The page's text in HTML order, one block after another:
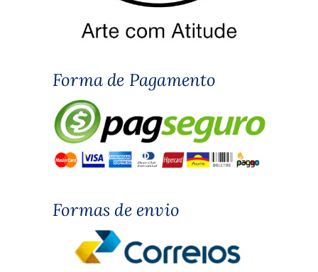
Forma de Pagamento
Formas de envio